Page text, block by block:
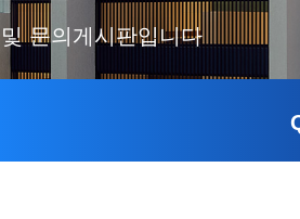
문의게시판입니다